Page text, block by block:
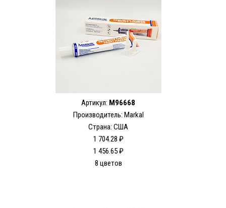
Артикул: M96668
Производитель: Markal
Страна: США
1 704.28 ₽
1 456.65 ₽
8 цветов